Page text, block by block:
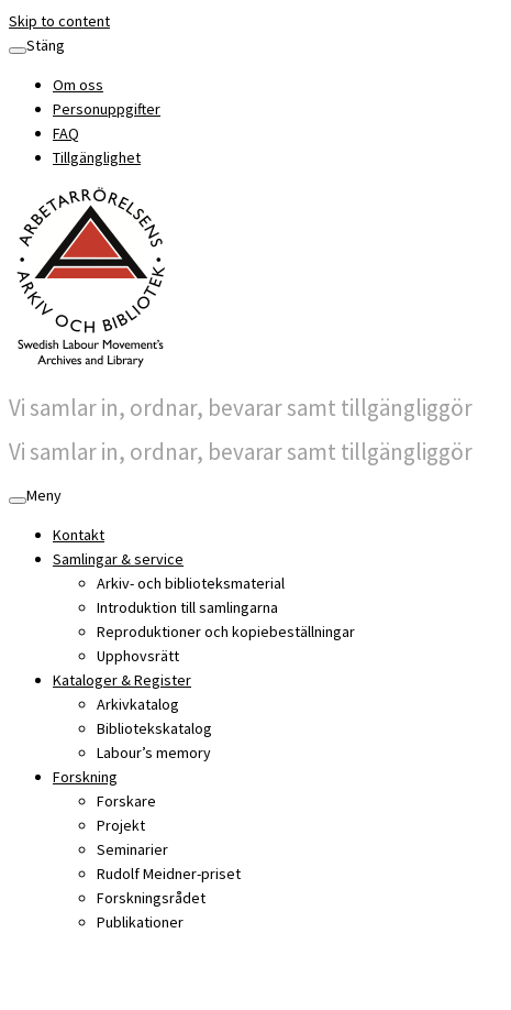
Skip to content
Stäng
Om oss
Personuppgifter
FAQ
Tillgänglighet
Vi samlar in, ordnar, bevarar samt tillgängliggör
Vi samlar in, ordnar, bevarar samt tillgängliggör
Meny
Kontakt
Samlingar & service
Arkiv- och biblioteksmaterial
Introduktion till samlingarna
Reproduktioner och kopiebeställningar
Upphovsrätt
Kataloger & Register
Arkivkatalog
Bibliotekskatalog
Labour’s memory
Forskning
Forskare
Projekt
Seminarier
Rudolf Meidner-priset
Forskningsrådet
Publikationer